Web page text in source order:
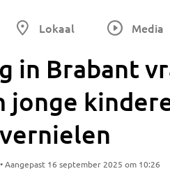
Lokaal Media
in Brabant
jonge
Aangepast 16 september 2025 om 10:26